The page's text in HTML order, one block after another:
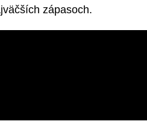
zápasoch.